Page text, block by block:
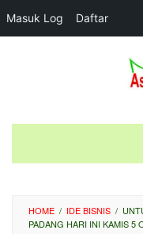
Masuk Log Daftar
HOME / IDE BISNIS /
PADANG HARI INI KAMIS 5